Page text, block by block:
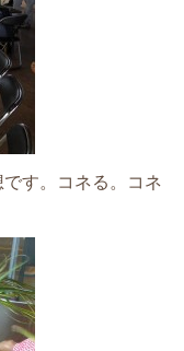
す。コネる。コネ